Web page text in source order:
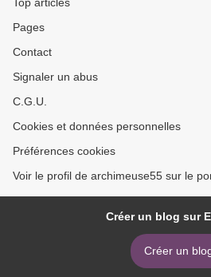
Pages
Contact
Signaler un abus
C.G.U.
Cookies et données personnelles
Préférences cookies
Voir le profil de archimeuse55 sur le
Créer un blog sur
Créer un